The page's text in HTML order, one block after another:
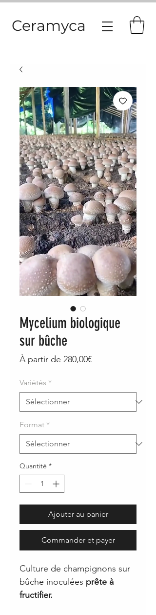
Ceramyca
Mycelium biologique
sur bûche
À partir de 280,00€Prix
Variétés​​ *
Format *
Quantité *
Ajouter au panier
Commander et payer
Culture de champignons sur
bûche inoculées prête à
fructifier.